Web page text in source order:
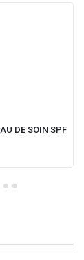
DE SOIN SPF